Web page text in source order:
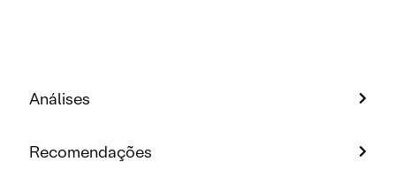
Análises
Recomendações